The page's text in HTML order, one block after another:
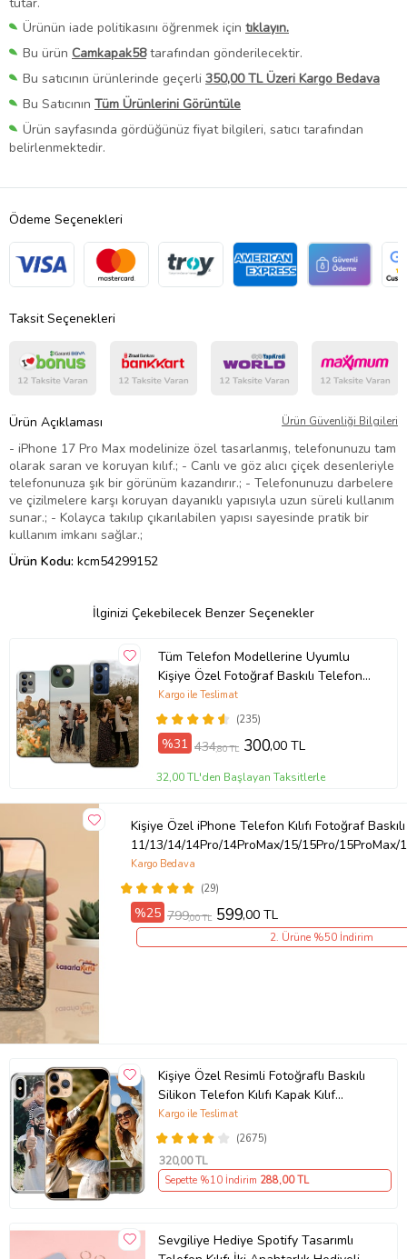
Ürünün iade politikasını öğrenmek için tıklayın.
Bu ürün Camkapak58tarafından gönderilecektir.
Bu satıcının ürünlerinde geçerli 350,00 TL Üzeri Kargo Bedava
Bu Satıcının Tüm Ürünlerini Görüntüle
Ürün sayfasında gördüğünüz fiyat bilgileri, satıcı tarafından
belirlenmektedir.
Ödeme Seçenekleri
Taksit Seçenekleri
Ürün Açıklaması Ürün Güvenliği Bilgileri
- iPhone 17 Pro Max modelinize özel tasarlanmış, telefonunuzu tam
olarak saran ve koruyan kılıf.; - Canlı ve göz alıcı çiçek desenleriyle
telefonunuza şık bir görünüm kazandırır.; - Telefonunuzu darbelere
ve çizilmelere karşı koruyan dayanıklı yapısıyla uzun süreli kullanım
sunar.; - Kolayca takılıp çıkarılabilen yapısı sayesinde pratik bir
kullanım imkanı sağlar.;
Ürün Kodu: kcm54299152
İlginizi Çekebilecek Benzer Seçenekler
Tüm Telefon Modellerine Uyumlu
Kişiye Özel Fotoğraf Baskılı Telefon
Kılıfı
(235)
Kargo ile Teslimat
%31 434,80 TL 300,00 TL
32,00 TL'den Başlayan Taksitlerle
Kişiye Özel iPhone Telefon Kılıfı Fotoğraf Baskılı
11/13/14/14Pro/14ProMax/15/15Pro/
(29)
Kargo Bedava
%25 799,00 TL 599,00 TL
2. Ürüne %50 İndirim
Kişiye Özel Resimli Fotoğraflı Baskılı
Silikon Telefon Kılıfı Kapak Kılıf
(Telefon Modelleri Açıklamada)
(2675)
Kargo ile Teslimat
320,00 TL
Sepette %10 İndirim 288,00 TL
Sevgiliye Hediye Spotify Tasarımlı